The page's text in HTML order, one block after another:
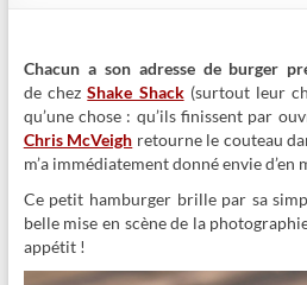
Chacun a son adresse de burger
de chezShake Shack(surtout leur
qu’une chose : qu’ils finissent par
Chris McVeigh retourne le couteau
m’a immédiatement donné envie d’en
Ce petit hamburger brille par sa
belle mise en scène de la
appétit !